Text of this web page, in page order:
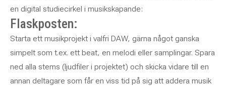
en digital studiecirkel i musikskapande:
Flaskposten:
Starta ett musikprojekt i valfri DAW, gärna något ganska
simpelt som t.ex. ett beat, en melodi eller samplingar. Spara
ned alla stems (ljudfiler i projektet) och skicka vidare till en
annan deltagare som får en viss tid på sig att addera musik